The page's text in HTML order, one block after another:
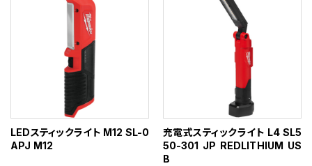
LEDスティックライト M12 SL-0
APJ M12
充電式スティックライト L4 SL5
50-301 JP REDLITHIUM US
B